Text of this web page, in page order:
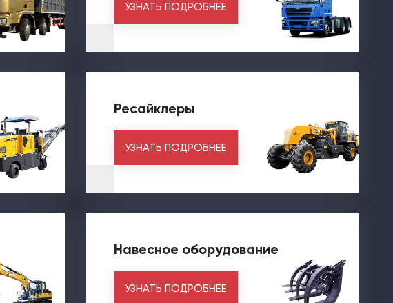
УЗНАТЬ ПОДРОБНЕЕ
Ресайклеры
УЗНАТЬ ПОДРОБНЕЕ
Навесное оборудование
УЗНАТЬ ПОДРОБНЕЕ